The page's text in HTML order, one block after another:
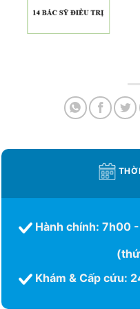
Hành chính: 7h00
Khám & Cấp cứu: